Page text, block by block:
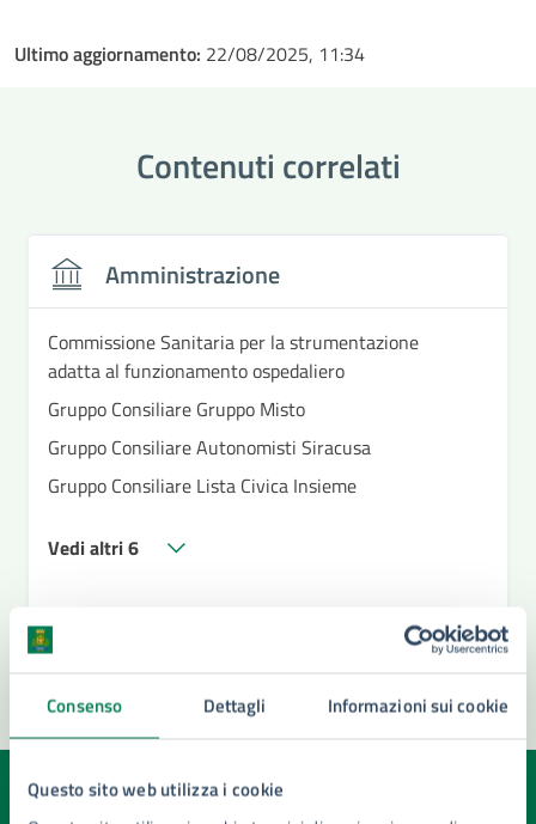
Consenso Dettagli Informazioni sui cookie
Questo sito web utilizza i cookie
Ultimo aggiornamento: 22/08/2025, 11:34
Contenuti correlati
Amministrazione
Commissione Sanitaria per la strumentazione
adatta al funzionamento ospedaliero
Gruppo Consiliare Gruppo Misto
Gruppo Consiliare Autonomisti Siracusa
Gruppo Consiliare Lista Civica Insieme
Vedi altri 6
Quanto sono chiare le informazioni su questa